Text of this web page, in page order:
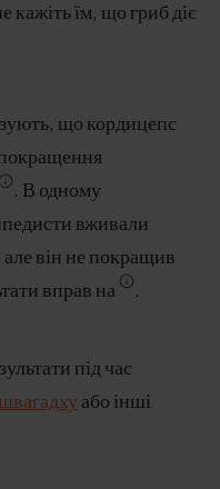
кажіть їм, що гриб діє
що кордицепс
. В одному
вживали
він не покращив
вправ на
.
під час
або інші